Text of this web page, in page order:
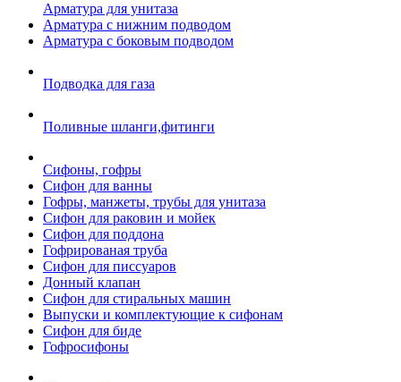
Арматура для унитаза
Арматура с нижним подводом
Арматура с боковым подводом
Подводка для газа
Поливные шланги,фитинги
Сифоны, гофры
Сифон для ванны
Гофры, манжеты, трубы для унитаза
Сифон для раковин и мойек
Сифон для поддона
Гофрированая труба
Сифон для писсуаров
Донный клапан
Сифон для стиральных машин
Выпуски и комплектующие к сифонам
Сифон для биде
Гофросифоны